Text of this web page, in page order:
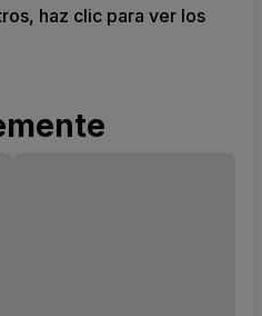
haz clic para ver los